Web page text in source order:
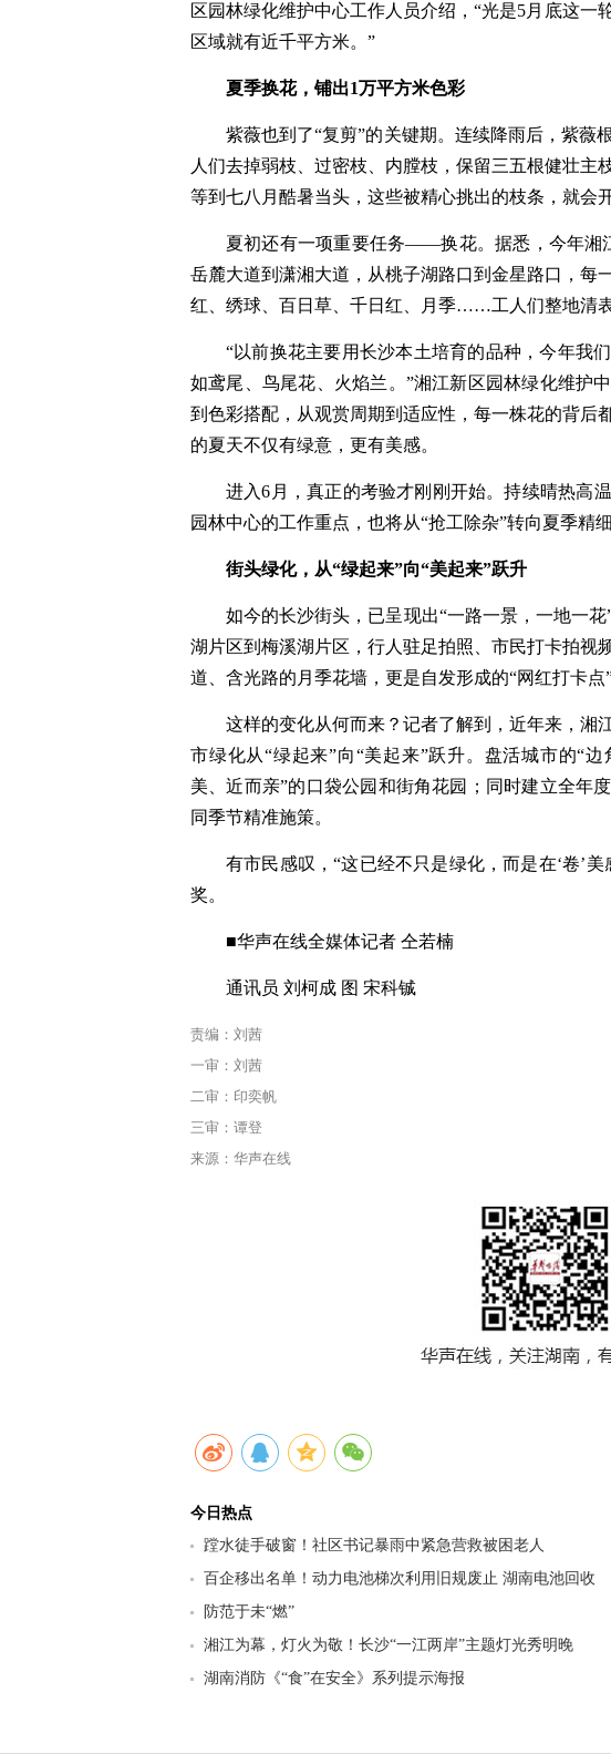
区园林绿化维护中心工作人员介绍，“光是5月底这一
区域就有近千平方米。”
夏季换花，铺出1万平方米色彩
紫薇也到了“复剪”的关键期。连续降雨后，紫薇
人们去掉弱枝、过密枝、内膛枝，保留三五根健壮主
等到七八月酷暑当头，这些被精心挑出的枝条，就会
夏初还有一项重要任务——换花。据悉，今年湘
岳麓大道到潇湘大道，从桃子湖路口到金星路口，每
红、绣球、百日草、千日红、月季……工人们整地清
“以前换花主要用长沙本土培育的品种，今年我
如鸢尾、鸟尾花、火焰兰。”湘江新区园林绿化维护
到色彩搭配，从观赏周期到适应性，每一株花的背后
的夏天不仅有绿意，更有美感。
进入6月，真正的考验才刚刚开始。持续晴热高
园林中心的工作重点，也将从“抢工除杂”转向夏季精细
街头绿化，从“绿起来”向“美起来”跃升
如今的长沙街头，已呈现出“一路一景，一地一
湖片区到梅溪湖片区，行人驻足拍照、市民打卡拍视
道、含光路的月季花墙，更是自发形成的“网红打卡点”
这样的变化从何而来？记者了解到，近年来，湘
市绿化从“绿起来”向“美起来”跃升。盘活城市的“
美、近而亲”的口袋公园和街角花园；同时建立全年
同季节精准施策。
有市民感叹，“这已经不只是绿化，而是在‘卷’
奖。
■华声在线全媒体记者 仝若楠
通讯员 刘柯成 图 宋科铖
责编：刘茜
一审：刘茜
二审：印奕帆
三审：谭登
来源：华声在线
今日热点
蹚水徒手破窗！社区书记暴雨中紧急营救被困老人
百企移出名单！动力电池梯次利用旧规废止 湖南电池回收
行业迎来强监管洗牌
防范于未“燃”
湘江为幕，灯火为敬！长沙“一江两岸”主题灯光秀明晚
为“时代楷模”王戟点亮
湖南消防《“食”在安全》系列提示海报